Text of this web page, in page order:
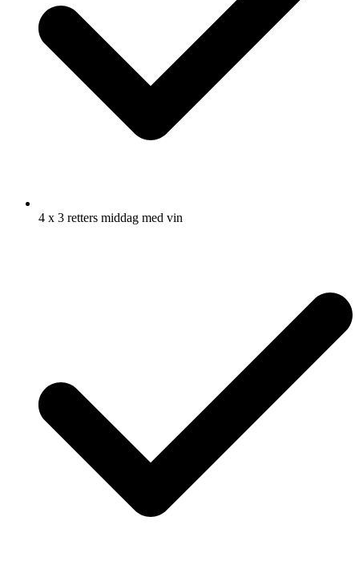
4 x 3 retters middag med vin